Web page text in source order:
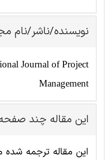
نویسنده/ناشر/نام
Journal of Project
Management
این مقاله چند
این مقاله ترجمه